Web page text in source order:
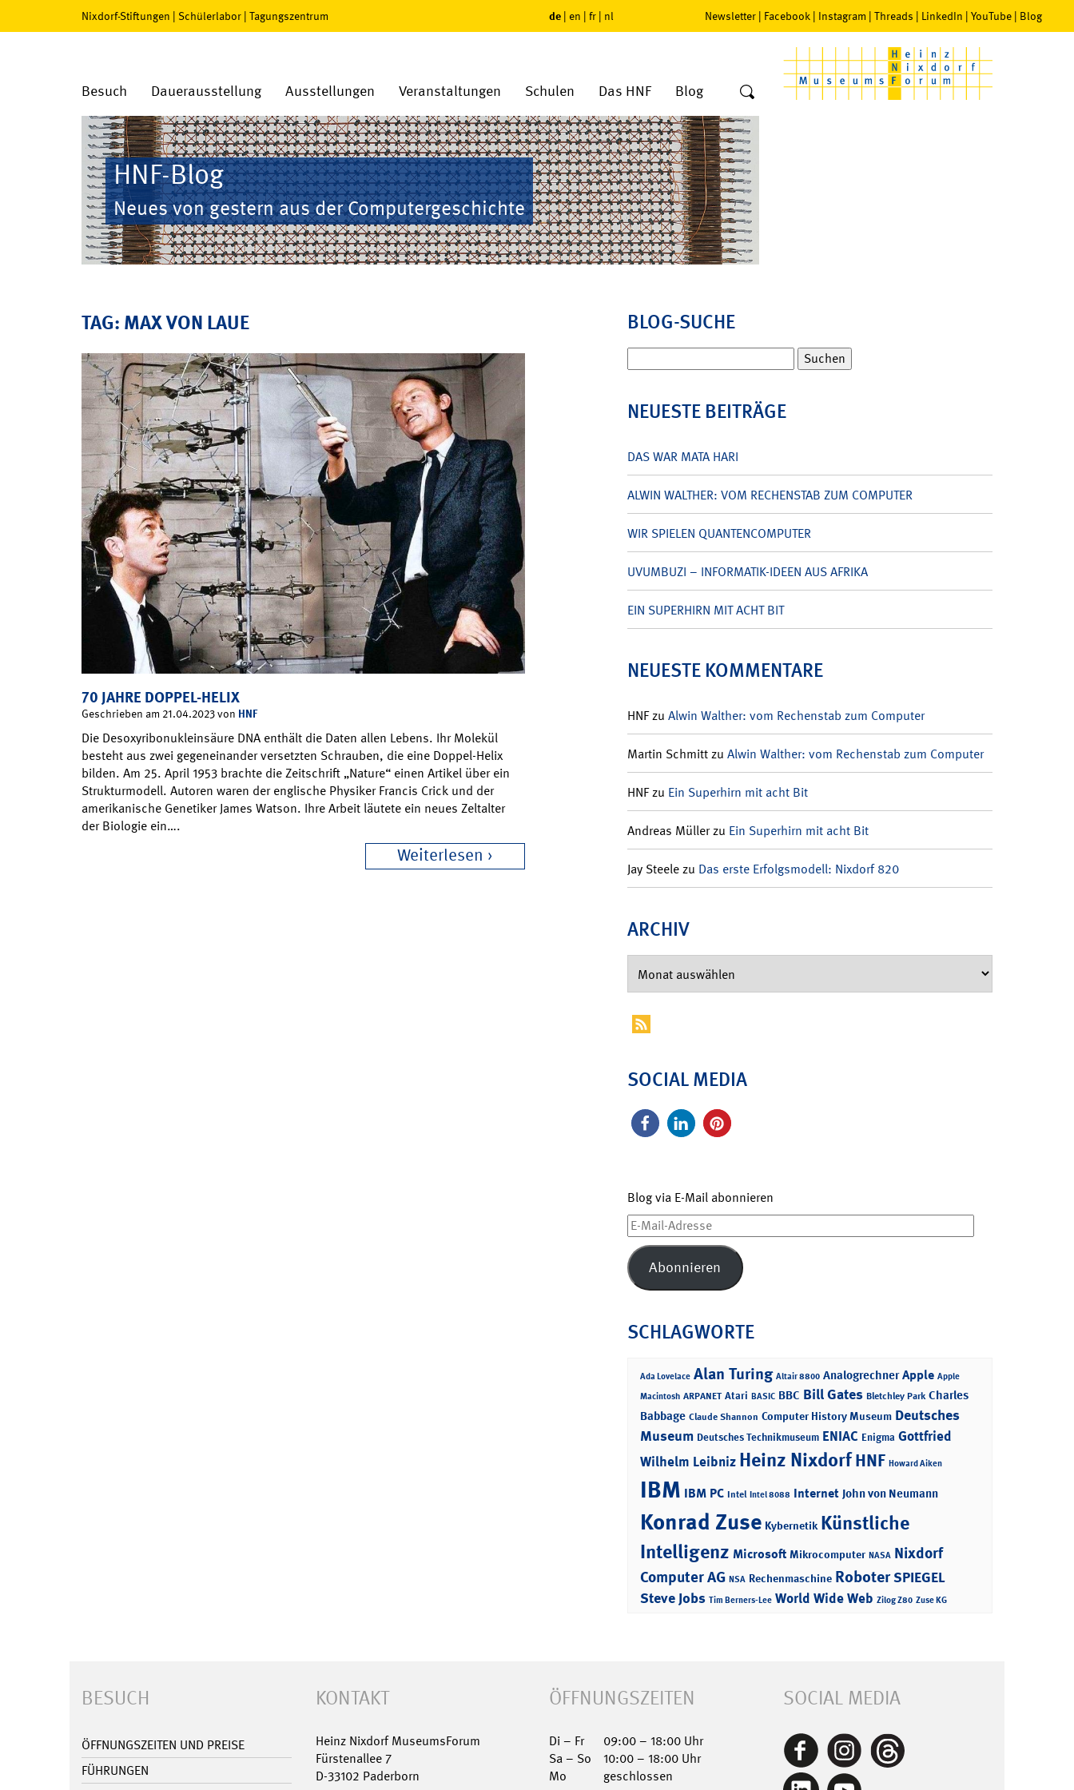
Nixdorf-Stiftungen | Schülerlabor | Tagungszentrum de | en | fr | nl Newsletter | Facebook | Instagram | Threads | LinkedIn | YouTube | Blog
Besuch Dauerausstellung Ausstellungen Veranstaltungen Schulen Das HNF Blog
HNF-Blog
Neues von gestern aus der Computergeschichte
TAG: MAX VON LAUE
70 JAHRE DOPPEL-HELIX
Geschrieben am 21.04.2023 von HNF
Die Desoxyribonukleinsäure DNA enthält die Daten allen Lebens. Ihr Molekül
besteht aus zwei gegeneinander versetzten Schrauben, die eine Doppel-Helix
bilden. Am 25. April 1953 brachte die Zeitschrift „Nature“ einen Artikel über ein
Strukturmodell. Autoren waren der englische Physiker Francis Crick und der
amerikanische Genetiker James Watson. Ihre Arbeit läutete ein neues Zeltalter
der Biologie ein….
Weiterlesen
BLOG-SUCHE
nach:
NEUESTE BEITRÄGE
DAS WAR MATA HARI
ALWIN WALTHER: VOM RECHENSTAB ZUM COMPUTER
WIR SPIELEN QUANTENCOMPUTER
UVUMBUZI – INFORMATIK-IDEEN AUS AFRIKA
EIN SUPERHIRN MIT ACHT BIT
NEUESTE KOMMENTARE
HNFzu Alwin Walther: vom Rechenstab zum Computer
Martin Schmittzu Alwin Walther: vom Rechenstab zum Computer
HNFzu Ein Superhirn mit acht Bit
Andreas Müllerzu Ein Superhirn mit acht Bit
Jay Steelezu Das erste Erfolgsmodell: Nixdorf 820
ARCHIV
SOCIAL MEDIA
Blog via E-Mail abonnieren
E-
Mail-
Adresse
Abonnieren
SCHLAGWORTE
Ada Lovelace Alan Turing Altair 8800 Analogrechner Apple Apple
Macintosh ARPANET Atari BASIC BBC Bill Gates Bletchley Park Charles
Babbage Claude Shannon Computer History Museum Deutsches
Museum Deutsches Technikmuseum ENIAC Enigma Gottfried
Wilhelm Leibniz Heinz NixdorfHNF Howard Aiken
IBM IBM PC Intel Intel 8088 Internet John von Neumann
Konrad Zuse Kybernetik Künstliche
Intelligenz Microsoft Mikrocomputer NASA Nixdorf
Computer AG NSA Rechenmaschine RoboterSPIEGEL
Steve Jobs Tim Berners-Lee World Wide Web Zilog Z80 Zuse KG
BESUCH
ÖFFNUNGSZEITEN UND PREISE
FÜHRUNGEN
KONTAKT
Heinz Nixdorf MuseumsForum
Fürstenallee 7
D-33102 Paderborn
ÖFFNUNGSZEITEN
Di – Fr
09:00 – 18:00 Uhr
Sa – So
10:00 – 18:00 Uhr
Mo
geschlossen
SOCIAL MEDIA